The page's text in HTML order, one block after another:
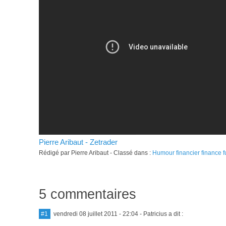
Pierre Aribaut - Zetrader
Rédigé par Pierre Aribaut - Classé dans : Humour financier finance
5 commentaires
#1 vendredi 08 juillet 2011 - 22:04- Patricius a dit :